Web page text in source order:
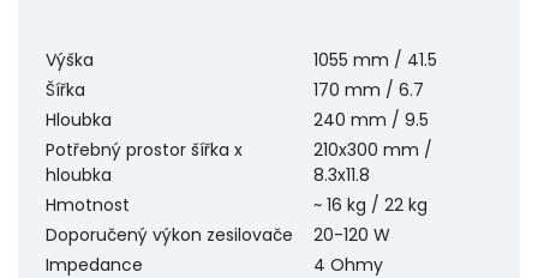
Výška
1055 mm / 41.5
Šířka
170 mm / 6.7
Hloubka
240 mm / 9.5
Potřebný prostor šířka x
hloubka
210x300 mm /
8.3x11.8
Hmotnost
~ 16 kg / 22 kg
Doporučený výkon zesilovače
20-120 W
Impedance
4 Ohmy